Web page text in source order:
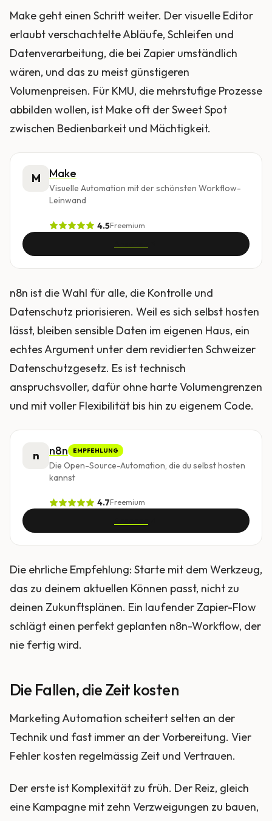
Make geht einen Schritt weiter. Der visuelle Editor
erlaubt verschachtelte Abläufe, Schleifen und
Datenverarbeitung, die bei Zapier umständlich
wären, und das zu meist günstigeren
Volumenpreisen. Für KMU, die mehrstufige Prozesse
abbilden wollen, ist Make oft der Sweet Spot
zwischen Bedienbarkeit und Mächtigkeit.
M Make
Visuelle Automation mit der schönsten Workflow-
Leinwand
4.5Freemium
n8n ist die Wahl für alle, die Kontrolle und
Datenschutz priorisieren. Weil es sich selbst hosten
lässt, bleiben sensible Daten im eigenen Haus, ein
echtes Argument unter dem revidierten Schweizer
Datenschutzgesetz. Es ist technisch
anspruchsvoller, dafür ohne harte Volumengrenzen
und mit voller Flexibilität bis hin zu eigenem Code.
n n8n EMPFEHLUNG
Die Open-Source-Automation, die du selbst hosten
kannst
4.7Freemium
Die ehrliche Empfehlung: Starte mit dem Werkzeug,
das zu deinem aktuellen Können passt, nicht zu
deinen Zukunftsplänen. Ein laufender Zapier-Flow
schlägt einen perfekt geplanten n8n-Workflow, der
nie fertig wird.
Die Fallen, die Zeit kosten
Marketing Automation scheitert selten an der
Technik und fast immer an der Vorbereitung. Vier
Fehler kosten regelmässig Zeit und Vertrauen.
Der erste ist Komplexität zu früh. Der Reiz, gleich
eine Kampagne mit zehn Verzweigungen zu bauen,